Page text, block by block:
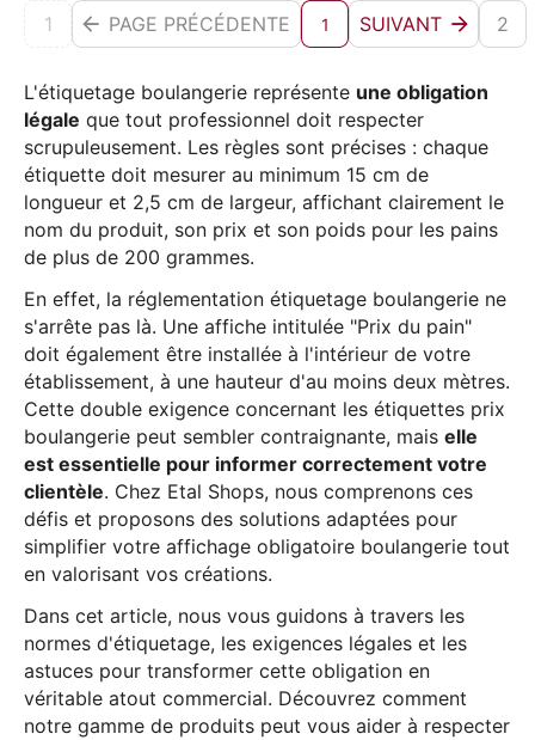
L'étiquetage boulangerie représente une obligation
légale que tout professionnel doit respecter
scrupuleusement. Les règles sont précises : chaque
étiquette doit mesurer au minimum 15 cm de
longueur et 2,5 cm de largeur, affichant clairement le
nom du produit, son prix et son poids pour les pains
de plus de 200 grammes.
En effet, la réglementation étiquetage boulangerie ne
s'arrête pas là. Une affiche intitulée "Prix du pain"
doit également être installée à l'intérieur de votre
établissement, à une hauteur d'au moins deux mètres.
Cette double exigence concernant les étiquettes prix
boulangerie peut sembler contraignante, mais elle
est essentielle pour informer correctement votre
clientèle. Chez Etal Shops, nous comprenons ces
défis et proposons des solutions adaptées pour
simplifier votre affichage obligatoire boulangerie tout
en valorisant vos créations.
Dans cet article, nous vous guidons à travers les
normes d'étiquetage, les exigences légales et les
astuces pour transformer cette obligation en
véritable atout commercial. Découvrez comment
notre gamme de produits peut vous aider à respecter
1 PAGE PRÉCÉDENTE 1 SUIVANT 2